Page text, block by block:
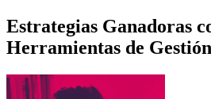
Estrategias Ganadoras
Herramientas de